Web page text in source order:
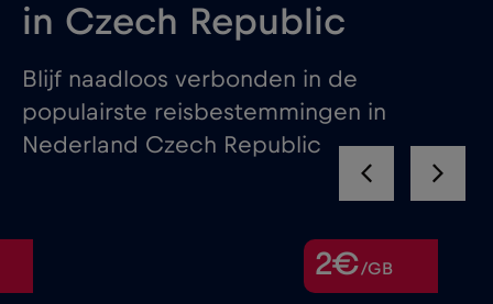
in Czech Republic
Blijf naadloos verbonden in de
populairste reisbestemmingen in
Nederland Czech Republic
2€/GB